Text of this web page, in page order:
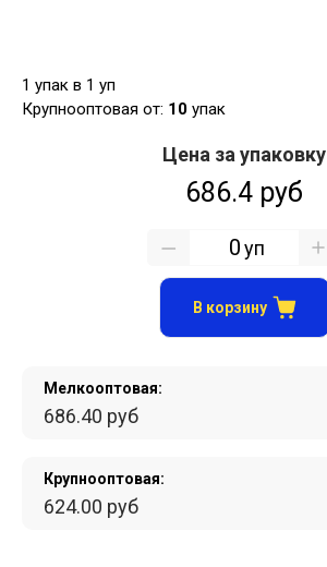
1 упак в 1 уп
Крупнооптовая от: 10 упак
Мелкооптовая:
686.40 руб
Крупнооптовая:
624.00 руб
Цена за упаковку
686.4 руб
уп
В корзину